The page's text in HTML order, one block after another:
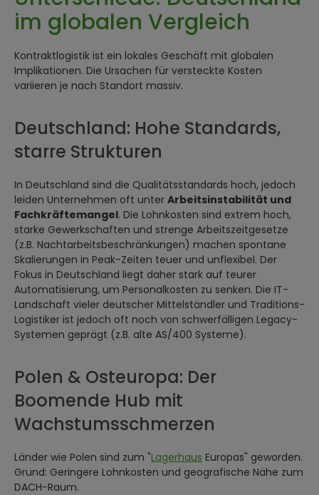
im globalen Vergleich
Kontraktlogistik ist ein lokales Geschäft mit globalen
Implikationen. Die Ursachen für versteckte Kosten
variieren je nach Standort massiv.
Deutschland: Hohe Standards,
starre Strukturen
In Deutschland sind die Qualitätsstandards hoch, jedoch
leiden Unternehmen oft unter Arbeitsinstabilität und
Fachkräftemangel. Die Lohnkosten sind extrem hoch,
starke Gewerkschaften und strenge Arbeitszeitgesetze
(z.B. Nachtarbeitsbeschränkungen) machen spontane
Skalierungen in Peak-Zeiten teuer und unflexibel. Der
Fokus in Deutschland liegt daher stark auf teurer
Automatisierung, um Personalkosten zu senken. Die IT-
Landschaft vieler deutscher Mittelständler und Traditions-
Logistiker ist jedoch oft noch von schwerfälligen Legacy-
Systemen geprägt (z.B. alte AS/400 Systeme).
Polen & Osteuropa: Der
Boomende Hub mit
Wachstumsschmerzen
Länder wie Polen sind zum "Lagerhaus Europas" geworden.
Grund: Geringere Lohnkosten und geografische Nähe zum
DACH-Raum.